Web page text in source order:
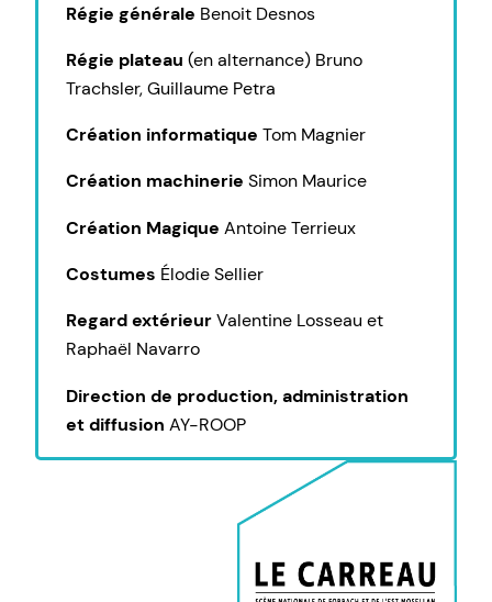
Régie générale Benoit Desnos
Régie plateau (en alternance) Bruno
Trachsler, Guillaume Petra
Création informatique Tom Magnier
Création machinerie Simon Maurice
Création Magique Antoine Terrieux
Costumes Élodie Sellier
Regard extérieurValentine Losseau et
Raphaël Navarro
Direction de production, administration
et diffusion AY-ROOP